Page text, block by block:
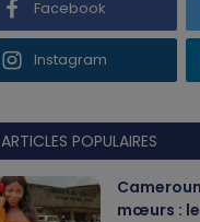
Facebook
Instagram
ARTICLES POPULAIRES
mœurs :